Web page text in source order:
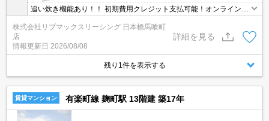
追い炊き機能あり！！ 初期費用クレジット支払可能！オンライン内
覧・オンライン契約等弊社に一度も来店せずとも問題ありません♪弊
社ではネットに掲載されている物件も全てご紹介可能になりますの
株式会社リブマックスリーシング 日本橋馬喰町
店
情報更新日 2026/08/08
詳細を見る
残り1件を表示する
賃貸マンション 有楽町線 麹町駅 13階建 築17年